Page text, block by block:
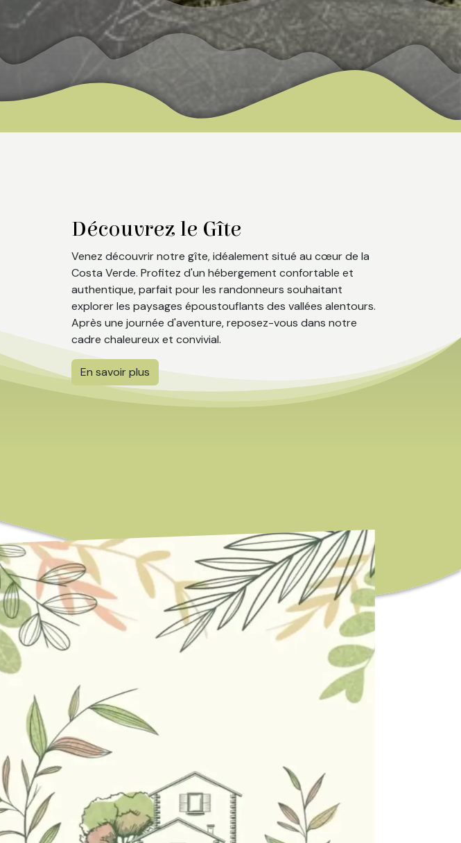
Découvrez le Gîte​
Venez découvrir notre gîte, idéalement situé au cœur de la
Costa Verde. Profitez d'un hébergement confortable et
authentique, parfait pour les randonneurs souhaitant
explorer les paysages époustouflants des vallées alentours.
Après une journée d'aventure, reposez-vous dans notre
cadre chaleureux et convivial.
En savoir plus